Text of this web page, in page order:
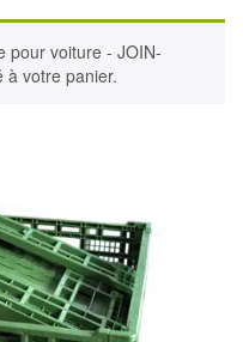
pour voiture - JOIN-
à votre panier.